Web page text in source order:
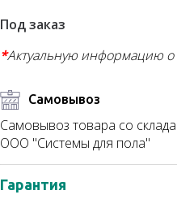
Под заказ
*Актуальную информацию о
Самовывоз
Самовывоз товара со склада
ООО "Системы для пола"
Гарантия